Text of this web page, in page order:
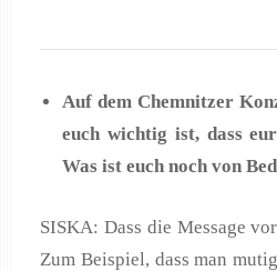
Auf dem Chemnitzer
euch wichtig ist, dass
Was ist euch noch von
SISKA: Dass die Message
Zum Beispiel, dass man